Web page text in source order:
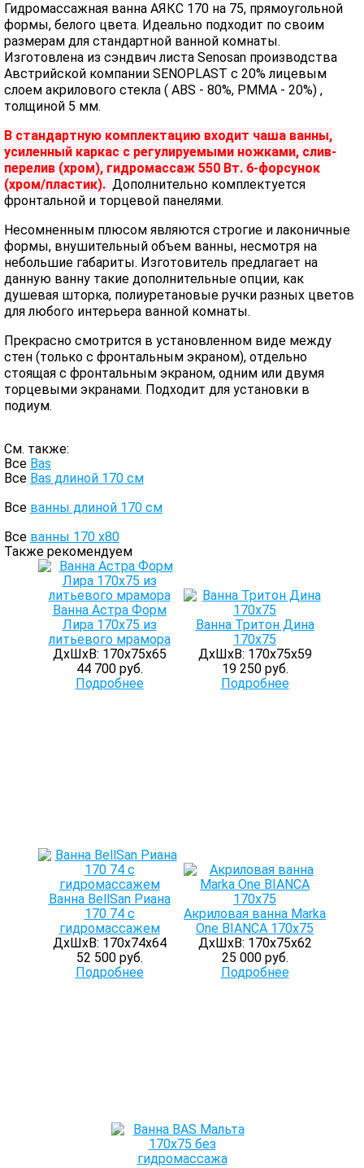
Гидромассажная ванна АЯКС 170 на 75, прямоугольной
формы, белого цвета. Идеально подходит по своим
размерам для стандартной ванной комнаты.
Изготовлена из сэндвич листа Senosan производства
Австрийской компании SENOPLAST c 20% лицевым
слоем акрилового стекла ( ABS - 80%, PMMA - 20%) ,
толщиной 5 мм.
В стандартную комплектацию входит чаша ванны,
усиленный каркас с регулируемыми ножками, слив-
перелив (хром), гидромассаж 550 Вт. 6-форсунок
(хром/пластик). Дополнительно комплектуется
фронтальной и торцевой панелями.
Несомненным плюсом являются строгие и лаконичные
формы, внушительный объем ванны, несмотря на
небольшие габариты. Изготовитель предлагает на
данную ванну такие дополнительные опции, как
душевая шторка, полиуретановые ручки разных цветов
для любого интерьера ванной комнаты.
Прекрасно смотрится в установленном виде между
стен (только с фронтальным экраном), отдельно
стоящая с фронтальным экраном, одним или двумя
торцевыми экранами. Подходит для установки в
подиум.
См. также:
Все Bas
Все Bas длиной 170 см
Все ванны длиной 170 см
Все ванны 170 х80
Также рекомендуем
Ванна Астра Форм
Лира 170х75 из
литьевого мрамора
ДхШхВ: 170х75х65
44 700 руб.
Подробнее
Ванна Тритон Дина
170х75
ДхШхВ: 170х75х59
19 250 руб.
Подробнее
Ванна BellSan Риана
170 74 с
гидромассажем
ДхШхВ: 170х74х64
52 500 руб.
Подробнее
Акриловая ванна Marka
One BIANCA 170x75
ДхШхВ: 170х75х62
25 000 руб.
Подробнее